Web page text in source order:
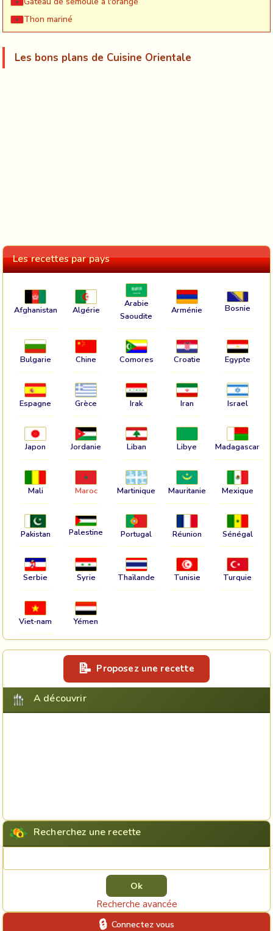
Thon mariné
Les bons plans de Cuisine Orientale
Les recettes par pays
Afghanistan Algérie
Arabie
Saoudite
Arménie Bosnie
Bulgarie Chine Comores Croatie Egypte
Espagne Grèce Irak Iran Israel
Japon Jordanie Liban Libye Madagascar
Mali Maroc Martinique Mauritanie Mexique
Pakistan Palestine Portugal Réunion Sénégal
Serbie Syrie Thaïlande Tunisie Turquie
Viet-nam Yémen
Proposez une recette
A découvrir
Recherchez une recette
Recherche avancée
Connectez vous